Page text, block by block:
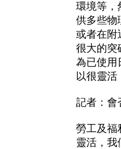
環境等，
供多些物
或者在附
很大的突
為已使用
以很靈活
記者：會
勞工及福
靈活，我